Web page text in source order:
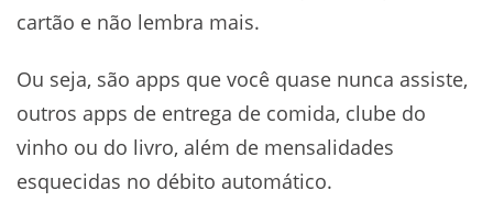
cartão e não lembra mais.
Ou seja, são apps que você quase nunca assiste,
outros apps de entrega de comida, clube do
vinho ou do livro, além de mensalidades
esquecidas no débito automático.